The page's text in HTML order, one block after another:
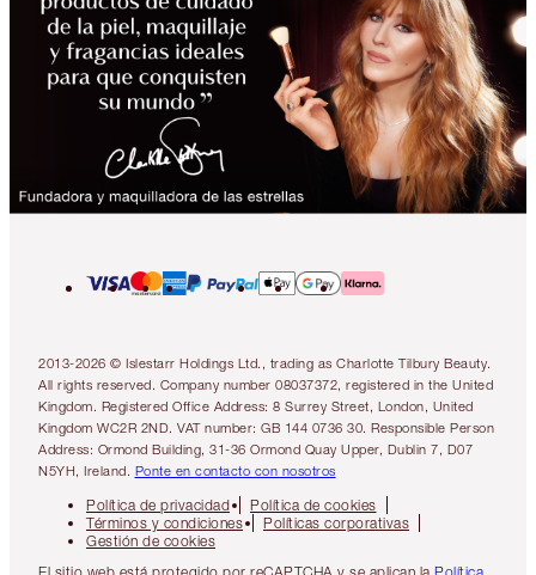
2013-2026 © Islestarr Holdings Ltd., trading as Charlotte Tilbury Beauty.
All rights reserved. Company number 08037372, registered in the United
Kingdom. Registered Office Address: 8 Surrey Street, London, United
Kingdom WC2R 2ND. VAT number: GB 144 0736 30. Responsible Person
Address: Ormond Building, 31-36 Ormond Quay Upper, Dublin 7, D07
N5YH, Ireland. Ponte en contacto con nosotros
Política de privacidad
Política de cookies
Términos y condiciones
Políticas corporativas
Gestión de cookies